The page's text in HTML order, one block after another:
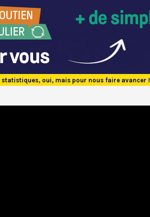
statistiques, oui, mais pour nous faire avancer !